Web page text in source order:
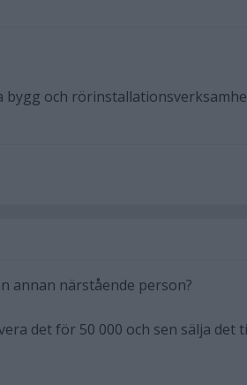
bygg och
annan närstående person?
det för 50 000 och sen sälja det